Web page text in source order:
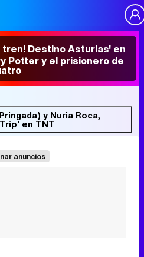
tren! Destino Asturias' en
Potter y el prisionero de
y Nuria Roca,
en TNT
anuncios